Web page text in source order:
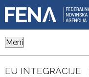
Meni
EU INTEGRACIJE